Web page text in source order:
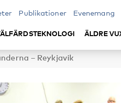
Publikationer Evenemang
ÄLDRE
– Reykjavik